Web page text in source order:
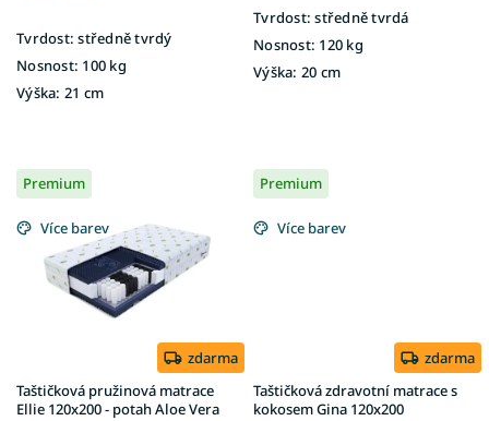
Tvrdost: středně tvrdý
Nosnost: 100 kg
Výška: 21 cm
Tvrdost: středně tvrdá
Nosnost: 120 kg
Výška: 20 cm
Premium
Více barev
zdarma
Taštičková pružinová matrace
Ellie 120x200 - potah Aloe Vera
Premium
Více barev
zdarma
Taštičková zdravotní matrace s
kokosem Gina 120x200